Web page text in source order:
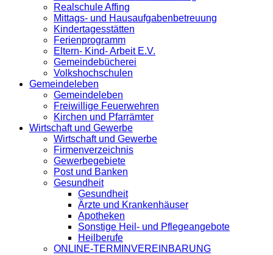
Realschule Affing
Mittags- und Hausaufgabenbetreuung
Kindertagesstätten
Ferienprogramm
Eltern- Kind- Arbeit E.V.
Gemeindebücherei
Volkshochschulen
Gemeindeleben
Gemeindeleben
Freiwillige Feuerwehren
Kirchen und Pfarrämter
Wirtschaft und Gewerbe
Wirtschaft und Gewerbe
Firmenverzeichnis
Gewerbegebiete
Post und Banken
Gesundheit
Gesundheit
Ärzte und Krankenhäuser
Apotheken
Sonstige Heil- und Pflegeangebote
Heilberufe
ONLINE-TERMINVEREINBARUNG